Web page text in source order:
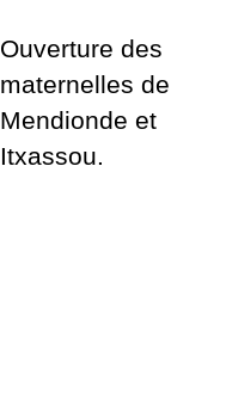
Ouverture des
maternelles de
Mendionde et
Itxassou.